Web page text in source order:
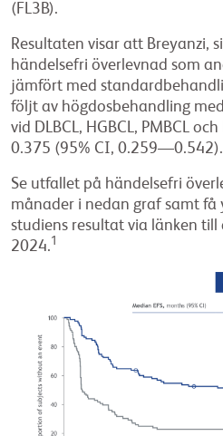
(FL3B).
Resultaten visar att Breyanzi,
händelsefri överlevnad som
jämfört med
följt av högdosbehandling
vid DLBCL, HGBCL, PMBCL
0.375 (95% CI, 0.259—0.542).
Se utfallet på händelsefri
månader i nedan graf samt få
studiens resultat via länken till
2024.1